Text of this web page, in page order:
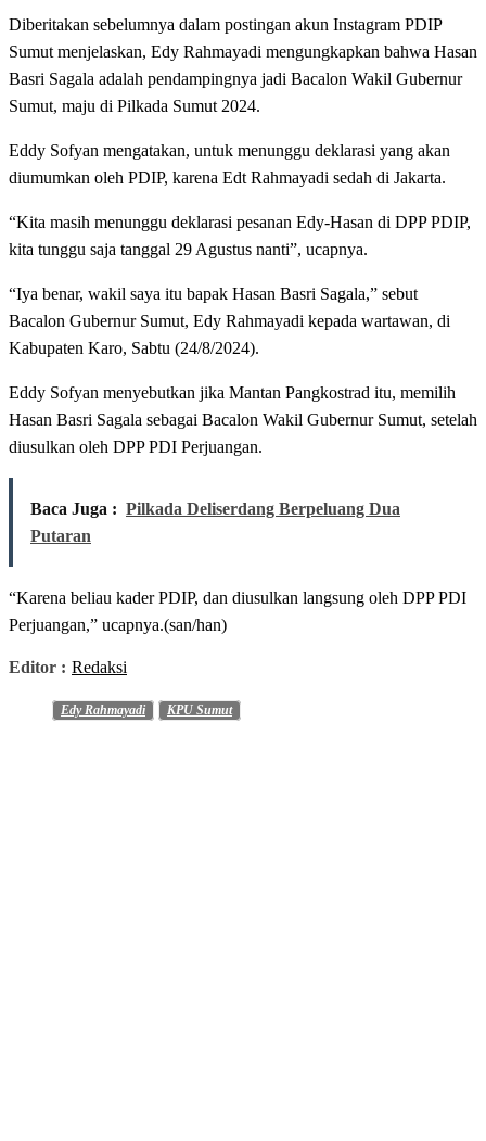
Diberitakan sebelumnya dalam postingan akun Instagram PDIP
Sumut menjelaskan, Edy Rahmayadi mengungkapkan bahwa Hasan
Basri Sagala adalah pendampingnya jadi Bacalon Wakil Gubernur
Sumut, maju di Pilkada Sumut 2024.
Eddy Sofyan mengatakan, untuk menunggu deklarasi yang akan
diumumkan oleh PDIP, karena Edt Rahmayadi sedah di Jakarta.
“Kita masih menunggu deklarasi pesanan Edy-Hasan di DPP PDIP,
kita tunggu saja tanggal 29 Agustus nanti”, ucapnya.
“Iya benar, wakil saya itu bapak Hasan Basri Sagala,” sebut
Bacalon Gubernur Sumut, Edy Rahmayadi kepada wartawan, di
Kabupaten Karo, Sabtu (24/8/2024).
Eddy Sofyan menyebutkan jika Mantan Pangkostrad itu, memilih
Hasan Basri Sagala sebagai Bacalon Wakil Gubernur Sumut, setelah
diusulkan oleh DPP PDI Perjuangan.
Baca Juga : Pilkada Deliserdang Berpeluang Dua
Putaran
“Karena beliau kader PDIP, dan diusulkan langsung oleh DPP PDI
Perjuangan,” ucapnya.(san/han)
Editor : Redaksi
Edy Rahmayadi KPU Sumut